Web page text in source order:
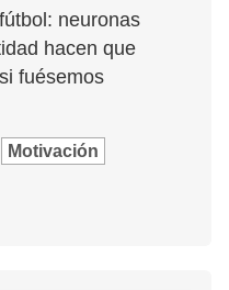
neuronas
hacen que
fuésemos
Motivación